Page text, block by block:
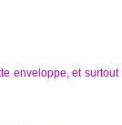
enveloppe, et